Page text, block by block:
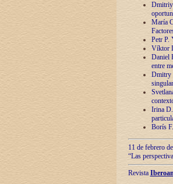
Dmitriy
María
Petr P.
Víktor
Daniel
entre
Dmitry
Irina
Borís
11 de febrero
“Las
Revista